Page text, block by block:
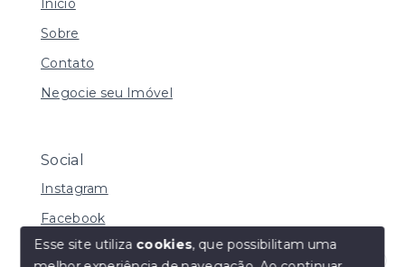
Sobre
Contato
Negocie seu Imóvel
Social
Instagram
Facebook
Esse site utiliza cookies, que possibilitam uma